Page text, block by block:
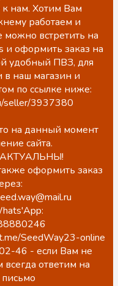
нам. Хотим Вам
работаем и
встретить на
и оформить заказ на
удобный ПВЗ, для
в наш магазин и
по ссылке ниже:
seller/3937380
на данный момент
сайта.
оформить заказ
SeedWay23-online
46 - если Вам не
ответим на